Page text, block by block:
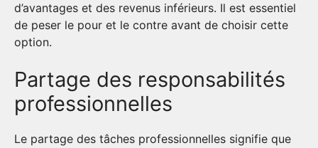
d’avantages et des revenus inférieurs. Il est essentiel
de peser le pour et le contre avant de choisir cette
option.
Partage des responsabilités
professionnelles
Le partage des tâches professionnelles signifie que